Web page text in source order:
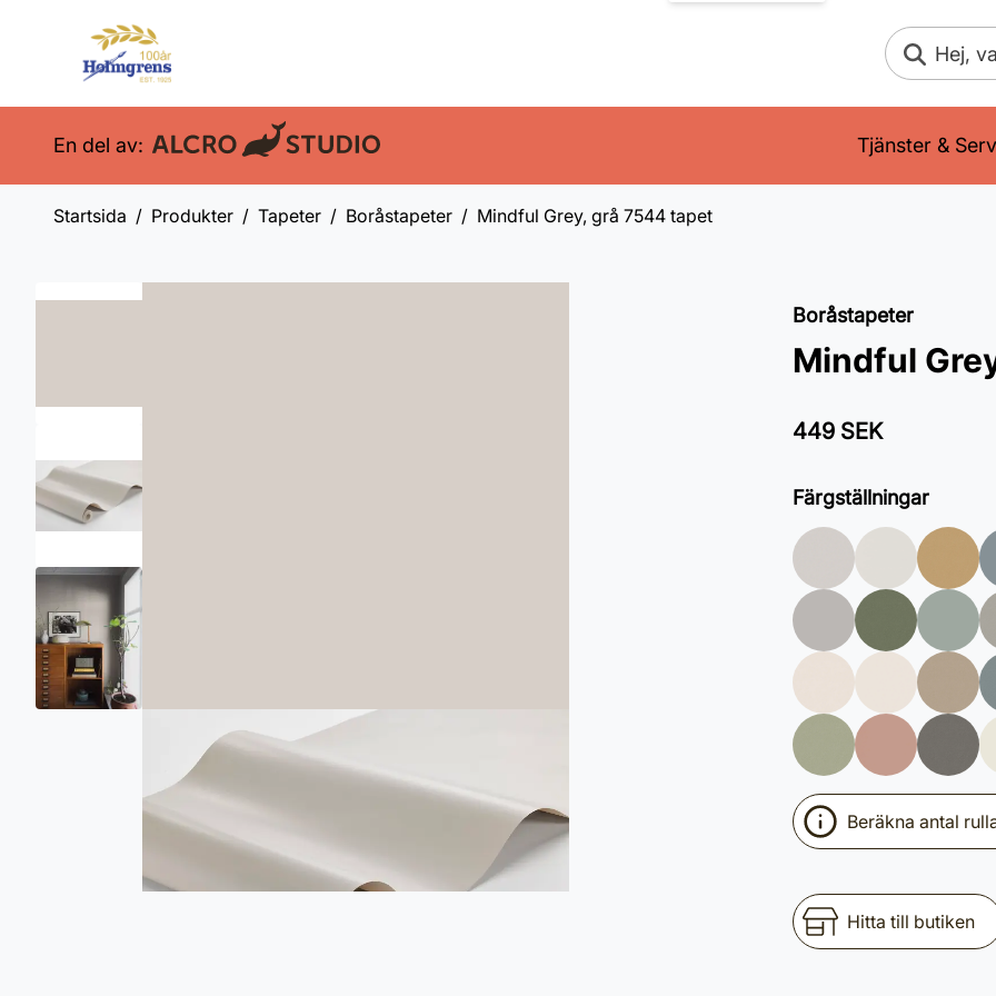
Sök
En del av: Tjänster &
Startsida Produkter Tapeter Boråstapeter Mindful Grey, grå 7544 tapet
Boråstapeter
Mindful
449 SEK
Färgställningar
Beräkna antal
Hitta till butiken